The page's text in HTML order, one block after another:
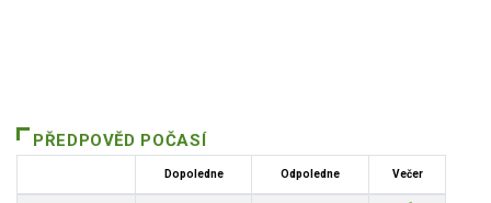
PŘEDPOVĚD POČASÍ
Dopoledne Odpoledne Večer